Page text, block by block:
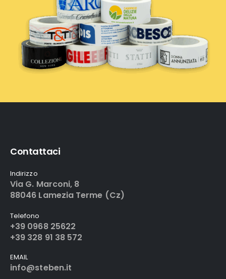
Contattaci
Indirizzo
Via G. Marconi, 8
88046 Lamezia Terme (Cz)
Telefono
+39 0968 25622
+39 328 91 38 572
EMAIL
info@steben.it